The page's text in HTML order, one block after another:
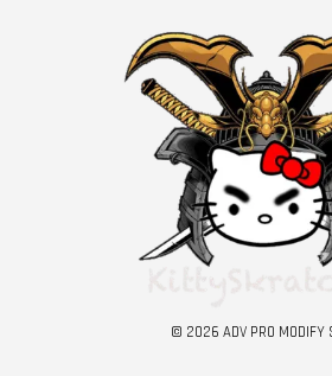
© 2026 ADV PRO MODIFY